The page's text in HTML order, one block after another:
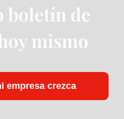
boletín de
mismo
empresa crezca